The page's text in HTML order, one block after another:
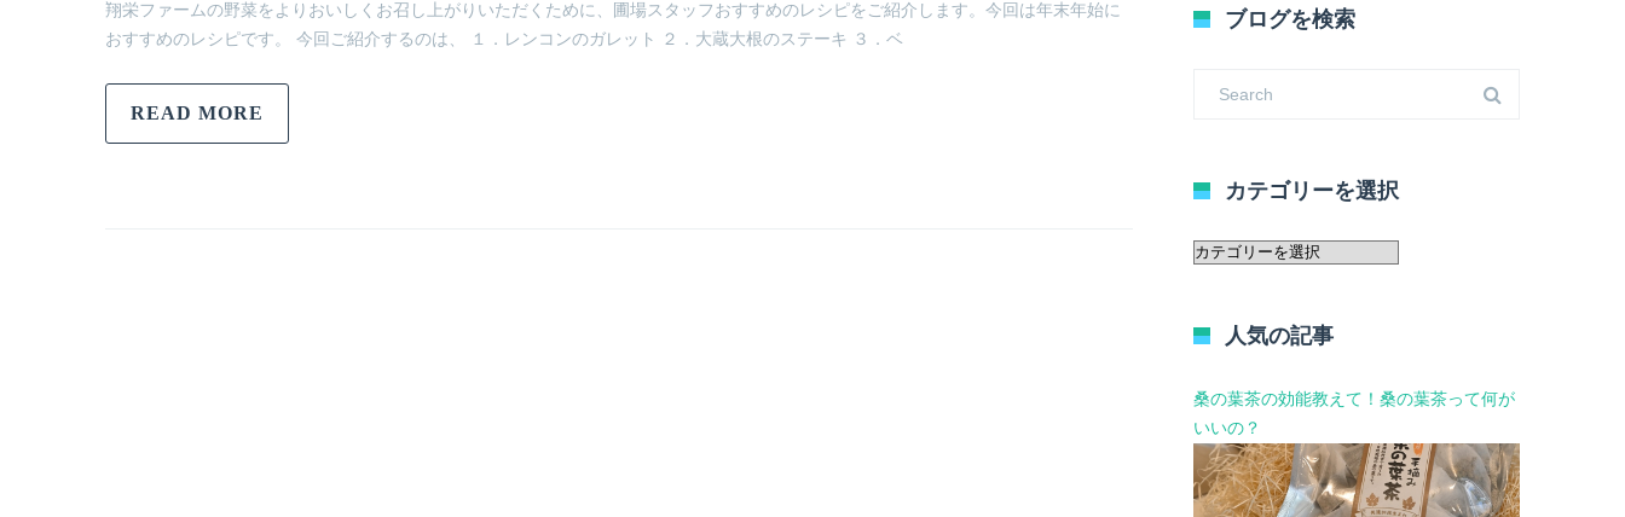
翔栄ファームの野菜をよりおいしくお召し上がりいただくために、圃場スタッフおすすめのレシピをご紹介します。今回は年末年始に
おすすめのレシピです。 今回ご紹介するのは、 １．レンコンのガレット ２．大蔵大根のステーキ ３．ベ
READ MORE
ブログを検索
カテゴリーを選択
カ
ー
選
択
人気の記事
桑の葉茶の効能教えて！桑の葉茶って何が
いいの？